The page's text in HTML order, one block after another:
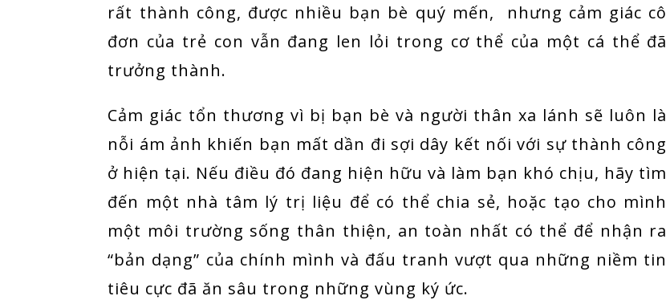
rất thành công, được nhiều bạn bè quý mến, nhưng cảm giác cô
đơn của trẻ con vẫn đang len lỏi trong cơ thể của một cá thể đã
trưởng thành.
Cảm giác tổn thương vì bị bạn bè và người thân xa lánh sẽ luôn là
nỗi ám ảnh khiến bạn mất dần đi sợi dây kết nối với sự thành công
ở hiện tại. Nếu điều đó đang hiện hữu và làm bạn khó chịu, hãy tìm
đến một nhà tâm lý trị liệu để có thể chia sẻ, hoặc tạo cho mình
một môi trường sống thân thiện, an toàn nhất có thể để nhận ra
“bản dạng” của chính mình và đấu tranh vượt qua những niềm tin
tiêu cực đã ăn sâu trong những vùng ký ức.